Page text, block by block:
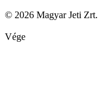
© 2026 Magyar Jeti Zrt.
Vége